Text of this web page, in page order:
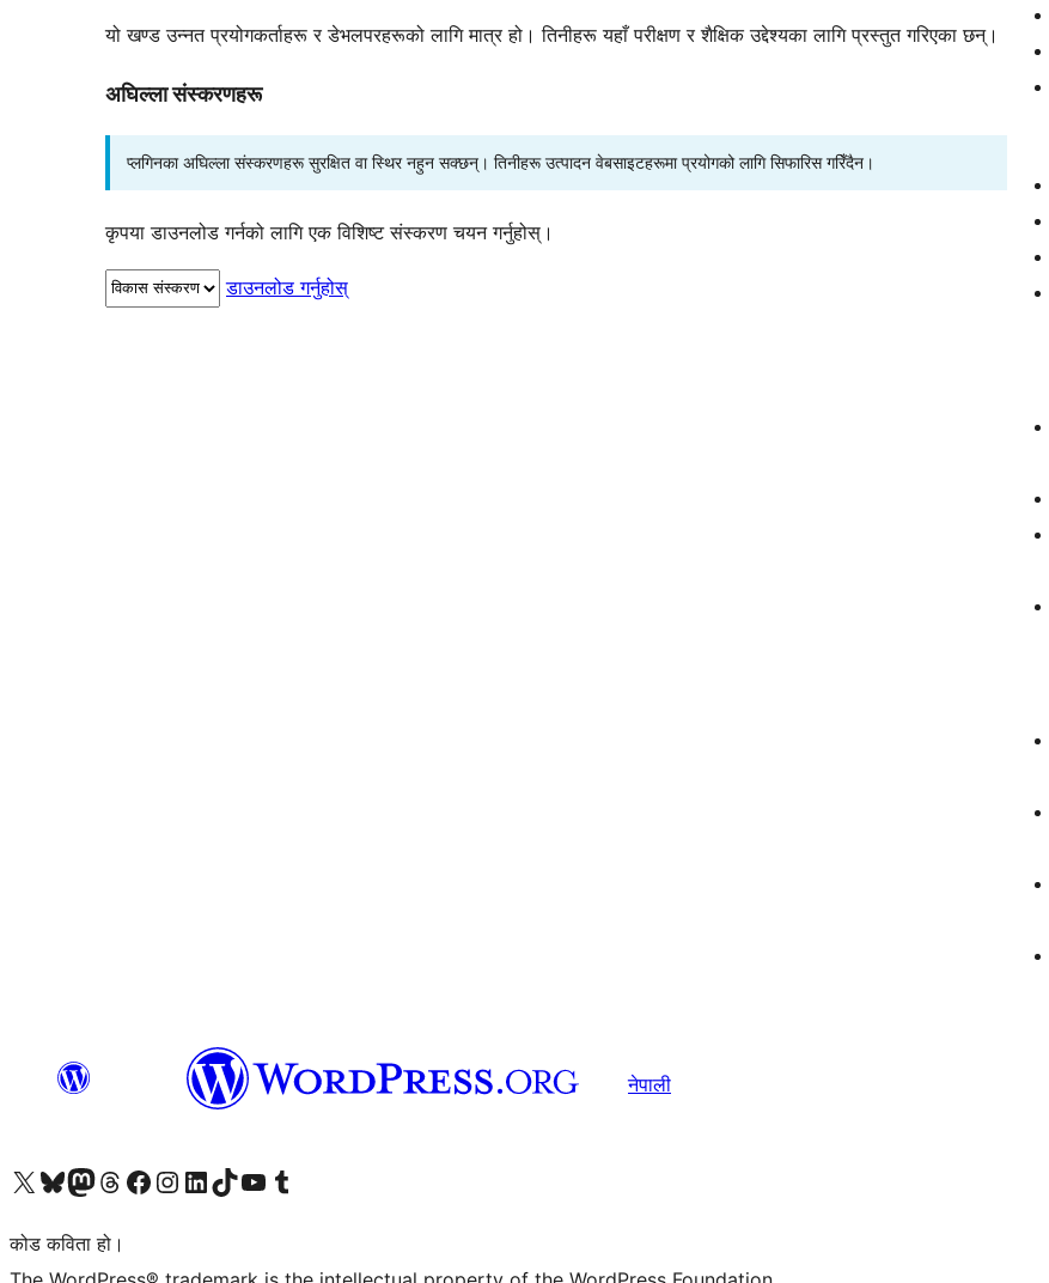
यो खण्ड उन्नत प्रयोगकर्ताहरू र डेभलपरहरूको लागि मात्र हो। तिनीहरू यहाँ परीक्षण र शैक्षिक उद्देश्यका लागि प्रस्तुत गरिएका छन्।
अघिल्ला संस्करणहरू
प्लगिनका अघिल्ला संस्करणहरू सुरक्षित वा स्थिर नहुन सक्छन्। तिनीहरू उत्पादन वेबसाइटहरूमा प्रयोगको लागि सिफारिस गरिँदैन।
कृपया डाउनलोड गर्नको लागि एक विशिष्ट संस्करण चयन गर्नुहोस्।
डाउनलोड गर्नुहोस्
नेपाली
हाम्रो X (पहिले ट्विटर) खातामा जानुहोस्
हाम्रो Bluesky खाता भ्रमण गर्नुहोस्
हाम्रो म्यास्टोडन खाता भ्रमण गर्नुहोस्
हाम्रो थ्रेड्स खातामा जानुहोस्
हाम्रो फेसबुक पेजमा जानुहोस्
हाम्रो इन्स्टाग्राम खातामा जानुहोस्
हाम्रो लिङ्क्डइन खातामा जानुहोस्
हाम्रो TikTok खाता भ्रमण गर्नुहोस्
हाम्रो युट्युब च्यानलमा जानुहोस्
हाम्रो टम्बलर खाता भ्रमण गर्नुहोस्
कोड कविता हो।